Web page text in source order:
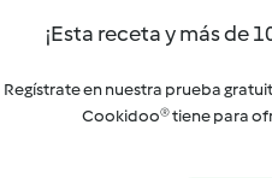
¡Esta receta y más de
Regístrate en nuestra prueba
Cookidoo® tiene para